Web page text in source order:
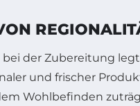
der Zubereitung
und frischer
Wohlbefinden